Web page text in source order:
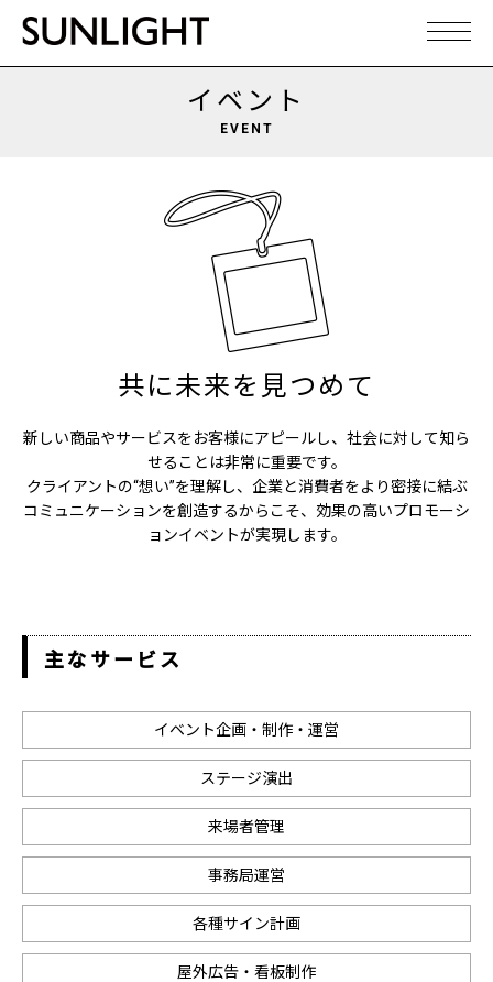
イベント
EVENT
共に未来を見つめて
新しい商品やサービスをお客様にアピールし、社会に対して知ら
せることは非常に重要です。
クライアントの“想い”を理解し、企業と消費者をより密接に結ぶ
コミュニケーションを創造するからこそ、効果の高いプロモーシ
ョンイベントが実現します。
主なサービス
イベント企画・制作・運営
ステージ演出
来場者管理
事務局運営
各種サイン計画
屋外広告・看板制作